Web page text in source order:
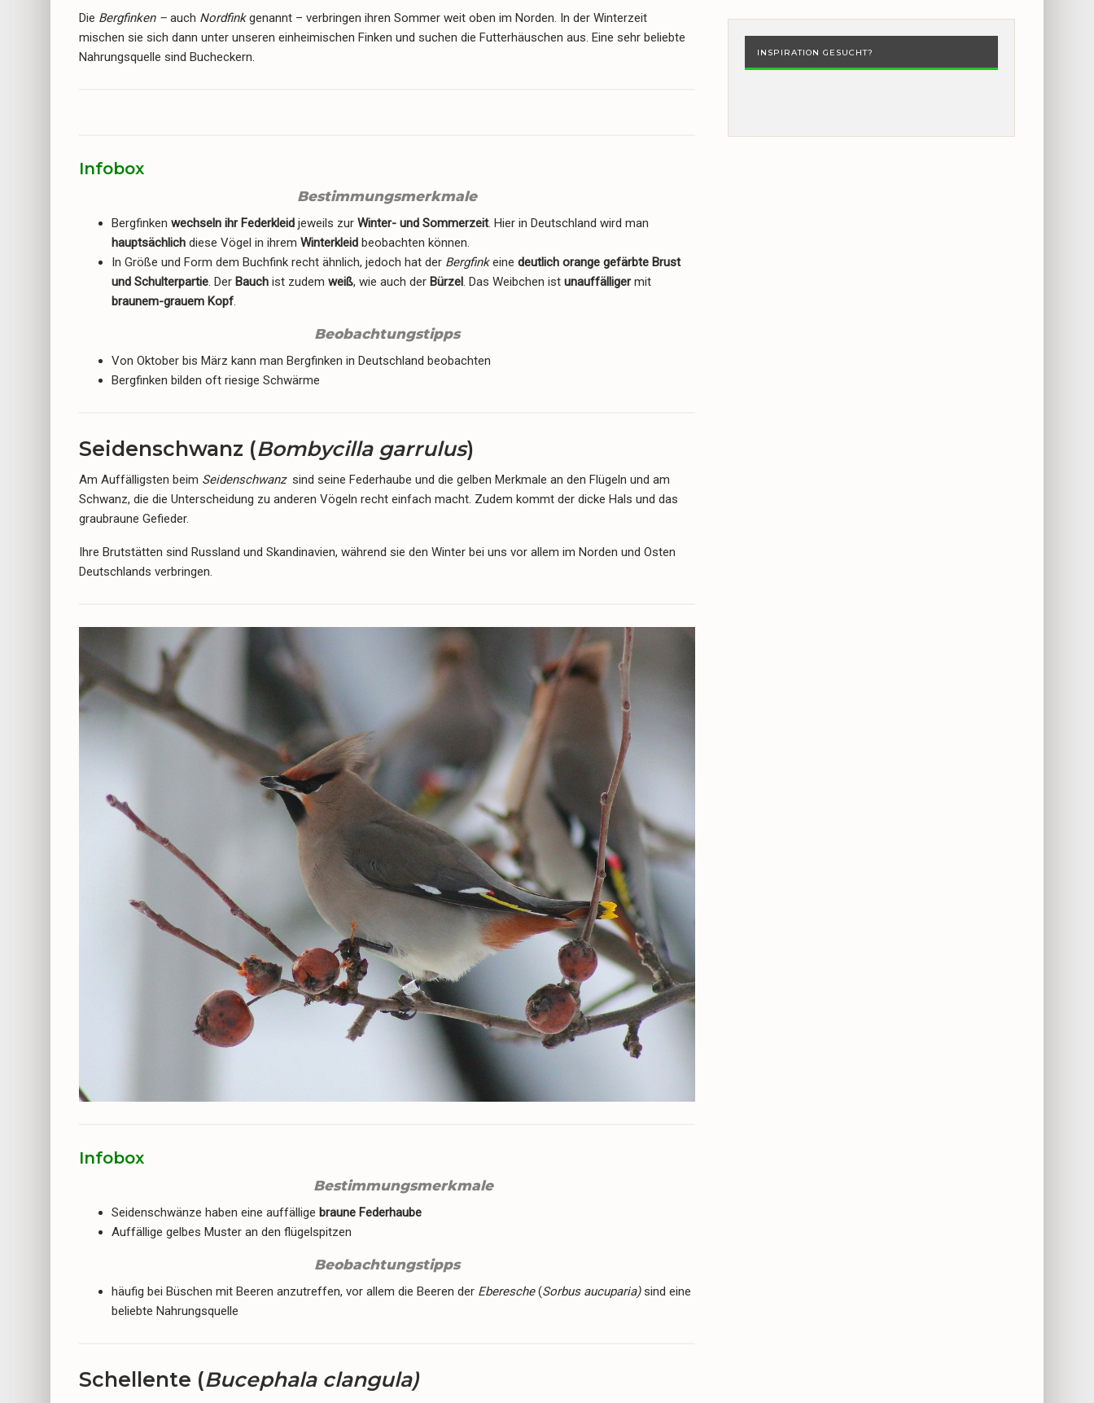
Die Bergfinken – auch Nordfinkgenannt – verbringen ihren Sommer weit oben im Norden. In der Winterzeit
mischen sie sich dann unter unseren einheimischen Finken und suchen die Futterhäuschen aus. Eine sehr beliebte
Nahrungsquelle sind Bucheckern.
Infobox
Bestimmungsmerkmale
Bergfinken wechseln ihr Federkleid jeweils zur Winter- und Sommerzeit. Hier in Deutschland wird man
hauptsächlich diese Vögel in ihrem Winterkleid beobachten können.
In Größe und Form dem Buchfink recht ähnlich, jedoch hat der Bergfinkeine deutlich orange gefärbte Brust
und Schulterpartie. Der Bauch ist zudem weiß, wie auch der Bürzel. Das Weibchen ist unauffälligermit
braunem-grauem Kopf.
Beobachtungstipps
Von Oktober bis März kann man Bergfinken in Deutschland beobachten
Bergfinken bilden oft riesige Schwärme
Seidenschwanz (Bombycilla garrulus)
Am Auffälligsten beim Seidenschwanzsind seine Federhaube und die gelben Merkmale an den Flügeln und am
Schwanz, die die Unterscheidung zu anderen Vögeln recht einfach macht. Zudem kommt der dicke Hals und das
graubraune Gefieder.
Ihre Brutstätten sind Russland und Skandinavien, während sie den Winter bei uns vor allem im Norden und Osten
Deutschlands verbringen.
Infobox
Bestimmungsmerkmale
Seidenschwänze haben eine auffällige braune Federhaube
Auffällige gelbes Muster an den flügelspitzen
Beobachtungstipps
häufig bei Büschen mit Beeren anzutreffen, vor allem die Beeren der Eberesche(Sorbus aucuparia)sind eine
beliebte Nahrungsquelle
Schellente (Bucephala clangula)
INSPIRATION GESUCHT?